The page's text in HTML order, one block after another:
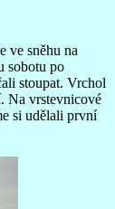
ve sněhu na
sobotu po
stoupat. Vrchol
Na vrstevnicové
si udělali první